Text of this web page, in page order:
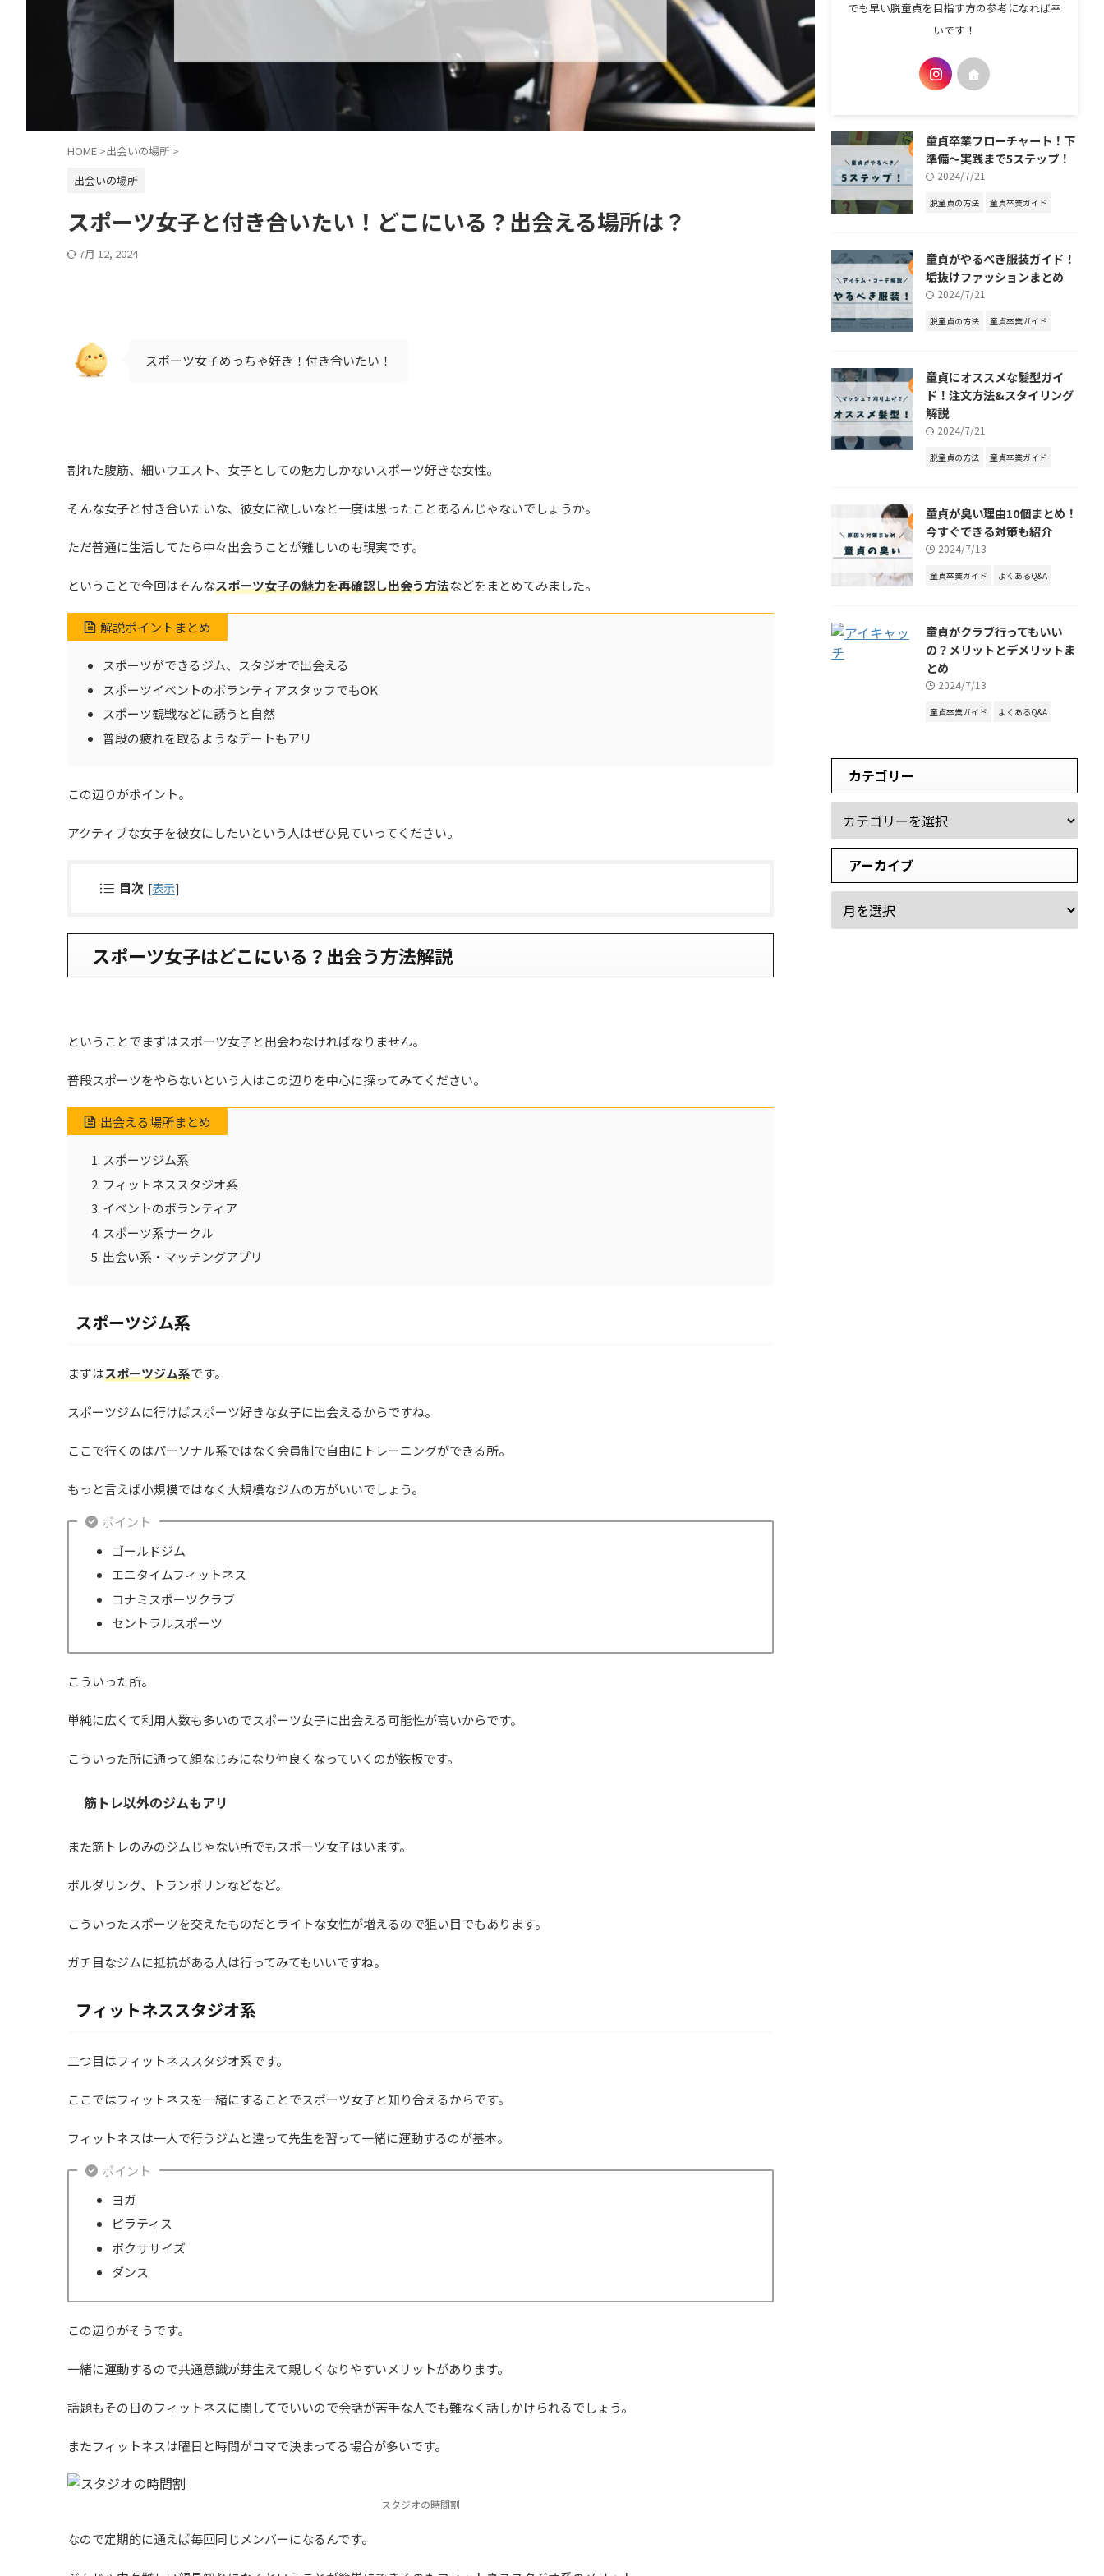
HOME >出会いの場所 >
出会いの場所
スポーツ女子と付き合いたい！どこにいる？出会える場所は？
7月 12, 2024
スポーツ女子めっちゃ好き！付き合いたい！
割れた腹筋、細いウエスト、女子としての魅力しかないスポーツ好きな女性。
そんな女子と付き合いたいな、彼女に欲しいなと一度は思ったことあるんじゃないでしょうか。
ただ普通に生活してたら中々出会うことが難しいのも現実です。
ということで今回はそんなスポーツ女子の魅力を再確認し出会う方法などをまとめてみました。
解説ポイントまとめ
スポーツができるジム、スタジオで出会える
スポーツイベントのボランティアスタッフでもOK
スポーツ観戦などに誘うと自然
普段の疲れを取るようなデートもアリ
この辺りがポイント。
アクティブな女子を彼女にしたいという人はぜひ見ていってください。
目次 [表示]
スポーツ女子はどこにいる？出会う方法解説
ということでまずはスポーツ女子と出会わなければなりません。
普段スポーツをやらないという人はこの辺りを中心に探ってみてください。
出会える場所まとめ
スポーツジム系
フィットネススタジオ系
イベントのボランティア
スポーツ系サークル
出会い系・マッチングアプリ
スポーツジム系
まずはスポーツジム系です。
スポーツジムに行けばスポーツ好きな女子に出会えるからですね。
ここで行くのはパーソナル系ではなく会員制で自由にトレーニングができる所。
もっと言えば小規模ではなく大規模なジムの方がいいでしょう。
ポイント
ゴールドジム
エニタイムフィットネス
コナミスポーツクラブ
セントラルスポーツ
こういった所。
単純に広くて利用人数も多いのでスポーツ女子に出会える可能性が高いからです。
こういった所に通って顔なじみになり仲良くなっていくのが鉄板です。
筋トレ以外のジムもアリ
また筋トレのみのジムじゃない所でもスポーツ女子はいます。
ボルダリング、トランポリンなどなど。
こういったスポーツを交えたものだとライトな女性が増えるので狙い目でもあります。
ガチ目なジムに抵抗がある人は行ってみてもいいですね。
フィットネススタジオ系
二つ目はフィットネススタジオ系です。
ここではフィットネスを一緒にすることでスポーツ女子と知り合えるからです。
フィットネスは一人で行うジムと違って先生を習って一緒に運動するのが基本。
ポイント
ヨガ
ピラティス
ボクササイズ
ダンス
この辺りがそうです。
一緒に運動するので共通意識が芽生えて親しくなりやすいメリットがあります。
話題もその日のフィットネスに関してでいいので会話が苦手な人でも難なく話しかけられるでしょう。
またフィットネスは曜日と時間がコマで決まってる場合が多いです。
スタジオの時間割
なので定期的に通えば毎回同じメンバーになるんです。
でも早い脱童貞を目指す方の参考になれば幸
いです！
童貞卒業フローチャート！下
準備～実践まで5ステップ！
2024/7/21
脱童貞の方法 童貞卒業ガイド
童貞がやるべき服装ガイド！
垢抜けファッションまとめ
2024/7/21
脱童貞の方法 童貞卒業ガイド
童貞にオススメな髪型ガイ
ド！注文方法&スタイリング
解説
2024/7/21
脱童貞の方法 童貞卒業ガイド
童貞が臭い理由10個まとめ！
今すぐできる対策も紹介
2024/7/13
童貞卒業ガイド よくあるQ&A
童貞がクラブ行ってもいい
の？メリットとデメリットま
とめ
2024/7/13
童貞卒業ガイド よくあるQ&A
カテゴリー
アーカイブ